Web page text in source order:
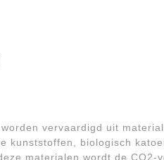
vervaardigd uit
kunststoffen, biologisch
materialen wordt de CO2-